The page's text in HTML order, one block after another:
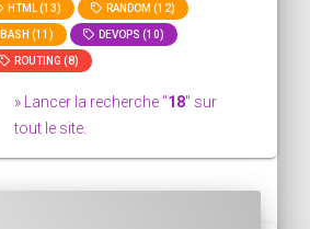
HTML (13) RANDOM (12)
BASH (11) DEVOPS (10)
ROUTING (8)
» Lancer la recherche "18" sur
tout le site.